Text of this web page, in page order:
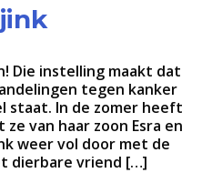
Die instelling maakt dat
tegen kanker
staat. In de zomer heeft
van haar zoon Esra en
weer vol door met de
dierbare vriend […]